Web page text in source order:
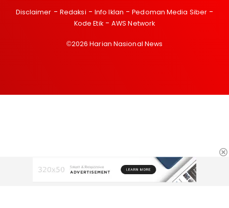
Disclaimer Redaksi Info Iklan
Pedoman Media Siber
Kode Etik
AWS Network
©2026 Harian Nasional News